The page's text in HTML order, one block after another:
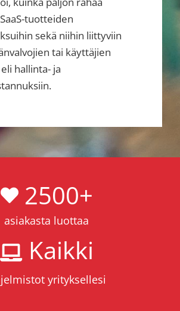
tuotteiden
sekä niihin liittyviin
tai käyttäjien
hallinta- ja
2500+
asiakasta luottaa
Kaikki
yrityksellesi